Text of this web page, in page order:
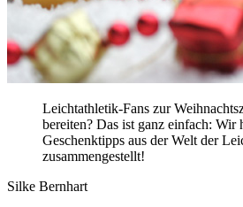
Leichtathletik-Fans zur
bereiten? Das ist ganz einfach: Wir
Geschenktipps aus der Welt der
zusammengestellt!
Silke Bernhart